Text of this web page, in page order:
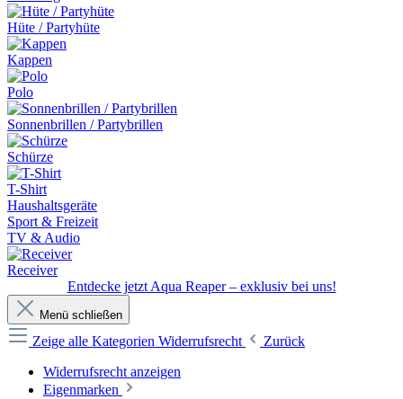
Hüte / Partyhüte
Kappen
Polo
Sonnenbrillen / Partybrillen
Schürze
T-Shirt
Haushaltsgeräte
Sport & Freizeit
TV & Audio
Receiver
Entdecke jetzt Aqua Reaper – exklusiv bei uns!
Menü schließen
Zeige alle Kategorien Widerrufsrecht
Zurück
Widerrufsrecht anzeigen
Eigenmarken